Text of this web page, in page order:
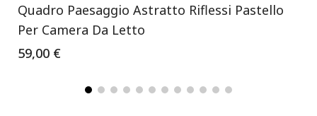
Quadro Paesaggio Astratto Riflessi Pastello
Per Camera Da Letto
59,00 €